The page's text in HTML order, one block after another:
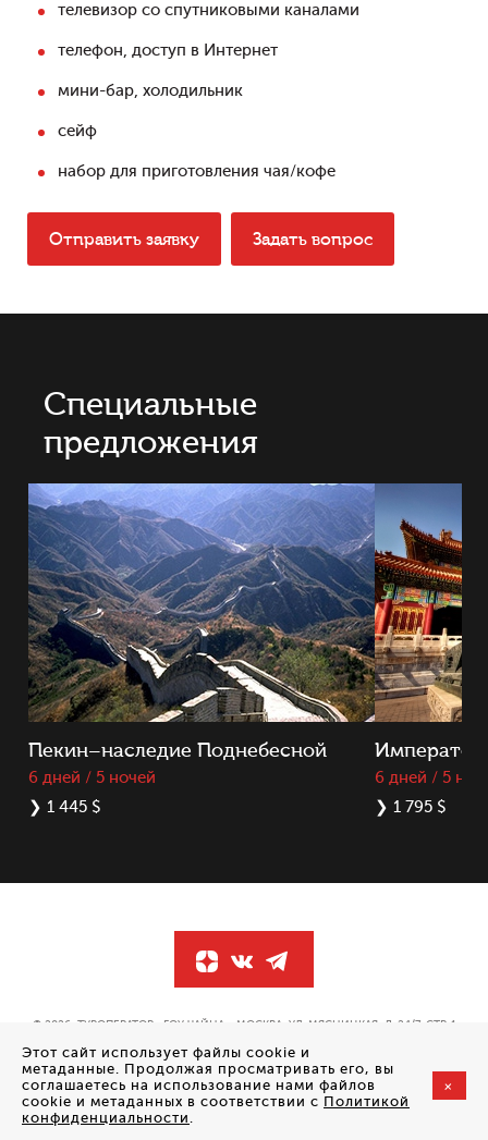
телевизор со спутниковыми каналами
телефон, доступ в Интернет
мини-бар, холодильник
сейф
набор для приготовления чая/кофе
Отправить заявку Задать вопрос
Специальные
предложения
Пекин–наследие Поднебесной
6 дней / 5 ночей
❯ 1 445 $
6 дней / 5
❯ 1 795 $
© 2026, ТУРОПЕРАТОР «ГОУ ЧАЙНА». МОСКВА, УЛ. МЯСНИЦКАЯ, Д. 24/7, СТР. 1
СОЗДАНИЕ САЙТА—
СТУДИЯ VISUAL WEB
Этот сайт использует файлы cookie и
метаданные. Продолжая просматривать его, вы
соглашаетесь на использование нами файлов
cookie и метаданных в соответствии с Политикой
конфиденциальности.
+